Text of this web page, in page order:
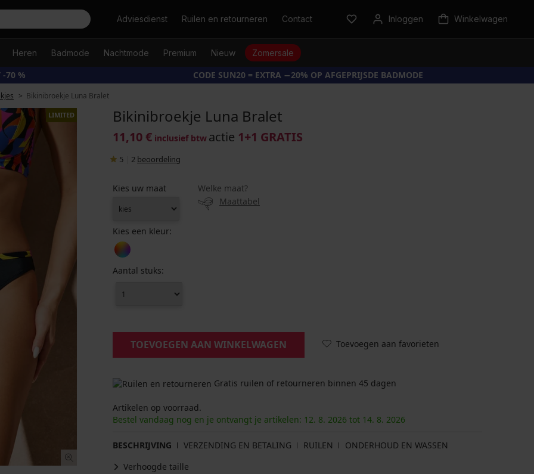
ZoekenAdviesdienst Ruilen en retourneren Contact Inloggen Winkelwagen
Heren Badmode Nachtmode Premium Nieuw Zomersale
-70 % CODE SUN20 = EXTRA −20% OP AFGEPRIJSDE BADMODE
Bikinibroekje Luna Bralet
LIMITED Bikinibroekje Luna Bralet
11,10 € inclusief btw actie 1+1 GRATIS
5 2 beoordeling
Kies uw maat
Welke maat?
Maattabel
Kies een kleur:
Aantal stuks:
TOEVOEGEN AAN WINKELWAGEN Toevoegen aan favorieten
Gratis ruilen of retourneren binnen 45 dagen
Artikelen op voorraad.
Bestel vandaag nog en je ontvangt je artikelen: 12. 8. 2026 tot 14. 8. 2026
BESCHRIJVING VERZENDING EN BETALING RUILEN
ONDERHOUD EN WASSEN
Verhoogde taille